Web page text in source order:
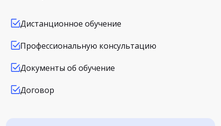
Дистанционное обучение
Профессиональную консультацию
Документы об обучение
Договор